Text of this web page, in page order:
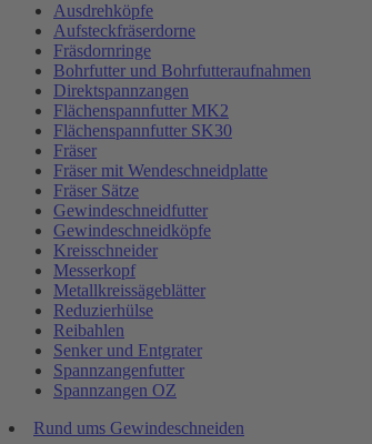
Ausdrehköpfe
Aufsteckfräserdorne
Fräsdornringe
Bohrfutter und Bohrfutteraufnahmen
Direktspannzangen
Flächenspannfutter MK2
Flächenspannfutter SK30
Fräser
Fräser mit Wendeschneidplatte
Fräser Sätze
Gewindeschneidfutter
Gewindeschneidköpfe
Kreisschneider
Messerkopf
Metallkreissägeblätter
Reduzierhülse
Reibahlen
Senker und Entgrater
Spannzangenfutter
Spannzangen OZ
Rund ums Gewindeschneiden